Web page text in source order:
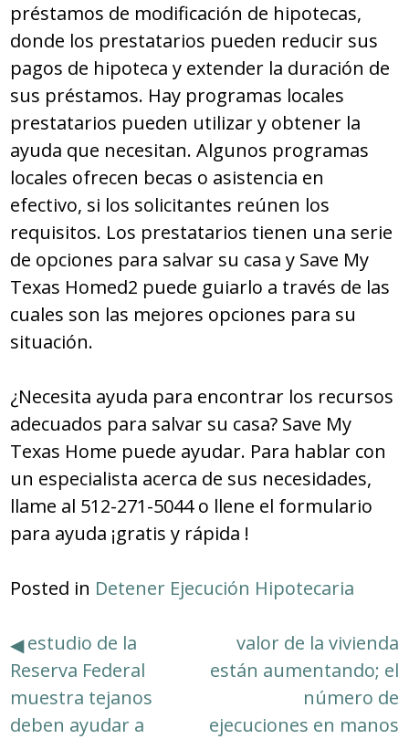
préstamos de modificación de hipotecas,
donde los prestatarios pueden reducir sus
pagos de hipoteca y extender la duración de
sus préstamos. Hay programas locales
prestatarios pueden utilizar y obtener la
ayuda que necesitan. Algunos programas
locales ofrecen becas o asistencia en
efectivo, si los solicitantes reúnen los
requisitos. Los prestatarios tienen una serie
de opciones para salvar su casa y Save My
Texas Homed2 puede guiarlo a través de las
cuales son las mejores opciones para su
situación.
¿Necesita ayuda para encontrar los recursos
adecuados para salvar su casa? Save My
Texas Home puede ayudar. Para hablar con
un especialista acerca de sus necesidades,
llame al 512-271-5044 o llene el formulario
para ayuda ¡gratis y rápida !
Posted in Detener Ejecución Hipotecaria
Navegación
de
entradas
estudio de la
Reserva Federal
muestra tejanos
deben ayudar a
valor de la vivienda
están aumentando; el
número de
ejecuciones en manos